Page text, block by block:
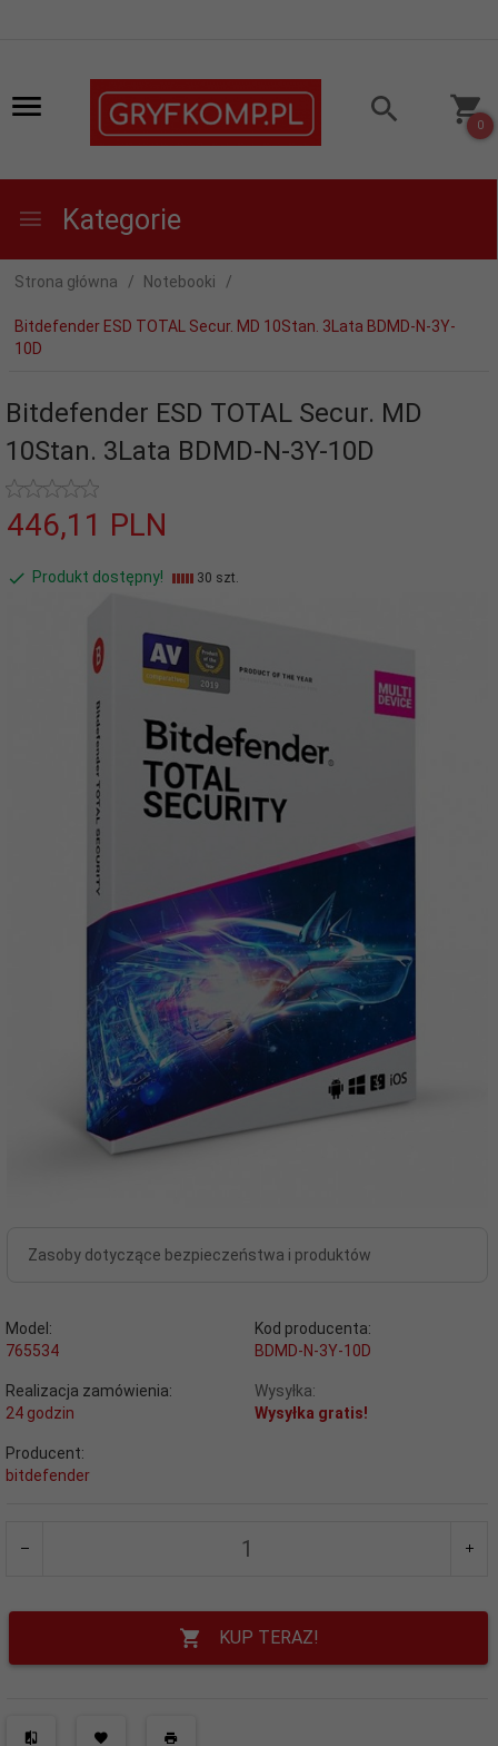
0
Kategorie
Strona główna Notebooki
Bitdefender ESD TOTAL Secur. MD 10Stan. 3Lata BDMD-N-3Y-
10D
Bitdefender ESD TOTAL Secur. MD
10Stan. 3Lata BDMD-N-3Y-10D
446,11 PLN
Produkt dostępny! 30 szt.
Zasoby dotyczące bezpieczeństwa i produktów
Model:
765534
Kod producenta:
BDMD-N-3Y-10D
Realizacja zamówienia:
24 godzin
Wysyłka:
Wysyłka gratis!
Producent:
bitdefender
KUP TERAZ!